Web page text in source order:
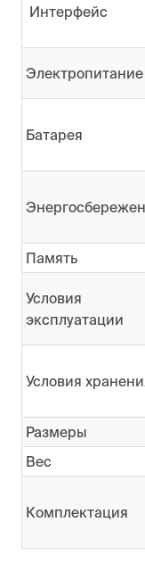
Интерфейс
Электропитание
Батарея
Память
Условия
эксплуатации
Условия
Размеры
Вес
Комплектация